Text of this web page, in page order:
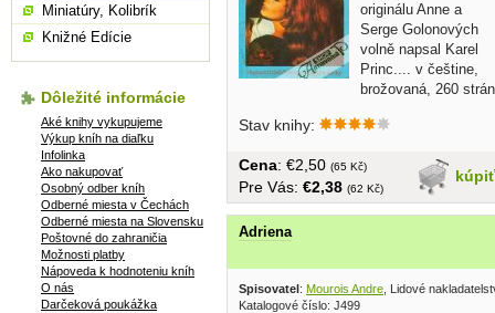
originálu Anne a
Serge Golonových
volně napsal Karel
Princ.... v češtine,
brožovaná, 260 strán
Stav knihy:
kúpiť
Cena: €2,50 (65 Kč)
Pre Vás: €2,38 (62 Kč)
Adriena
Spisovatel: Mourois Andre , Lidové
Katalogové číslo: J499
Miniatúry, Kolibrík
Knižné Edície
Dôležité informácie
Aké knihy vykupujeme
Výkup kníh na diaľku
Infolinka
Ako nakupovať
Osobný odber kníh
Odberné miesta v Čechách
Odberné miesta na Slovensku
Poštovné do zahraničia
Možnosti platby
Nápoveda k hodnoteniu kníh
O nás
Darčeková poukážka